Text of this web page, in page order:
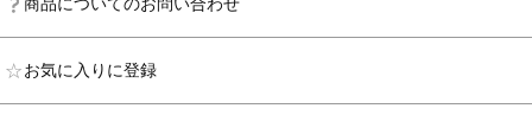
お気に入りに登録